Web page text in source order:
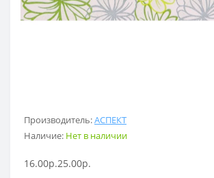
Производитель:АСПЕКТ
Наличие: Нет в наличии
16.00р.25.00р.